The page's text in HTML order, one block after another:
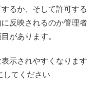
るか、そして許可する
反映されるのか管理者
があります。
示されやすくなります
してください